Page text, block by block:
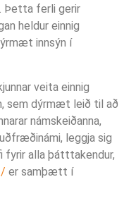
Þetta ferli gerir
heldur einnig
innsýn í
veita einnig
sem dýrmæt leið til að
námskeiðanna,
leggja sig
fyrir alla þátttakendur,
er samþætt í